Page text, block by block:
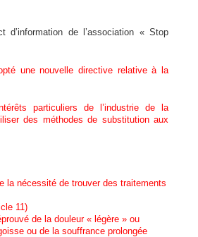
de l’association « Stop
une nouvelle directive relative à la
particuliers de l’industrie de la
des méthodes de substitution aux
la nécessité de trouver des traitements
11)
de la douleur « légère » ou
ou de la souffrance prolongée